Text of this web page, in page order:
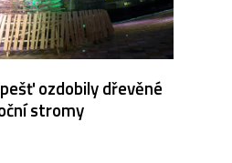
ozdobily dřevěné
stromy